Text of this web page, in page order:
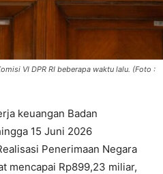
VI DPR RI beberapa waktu lalu. (Foto :
keuangan Badan
15 Juni 2026
Penerimaan Negara
mencapai Rp899,23 miliar,